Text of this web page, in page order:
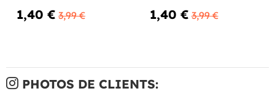
1,40 € 3,99 € 1,40 € 3,99 €
PHOTOS DE CLIENTS: